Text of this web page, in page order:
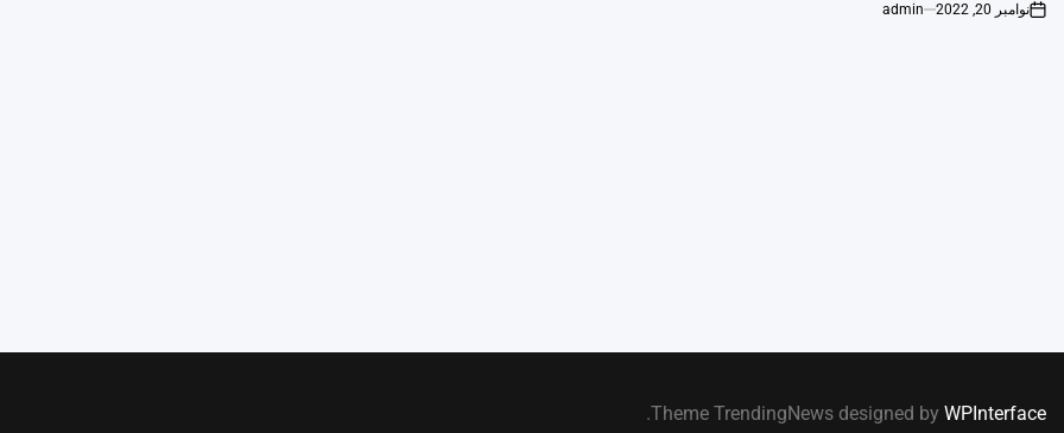
on
نوامبر 20, 2022 admin
Theme TrendingNews designed by WPInterface
.